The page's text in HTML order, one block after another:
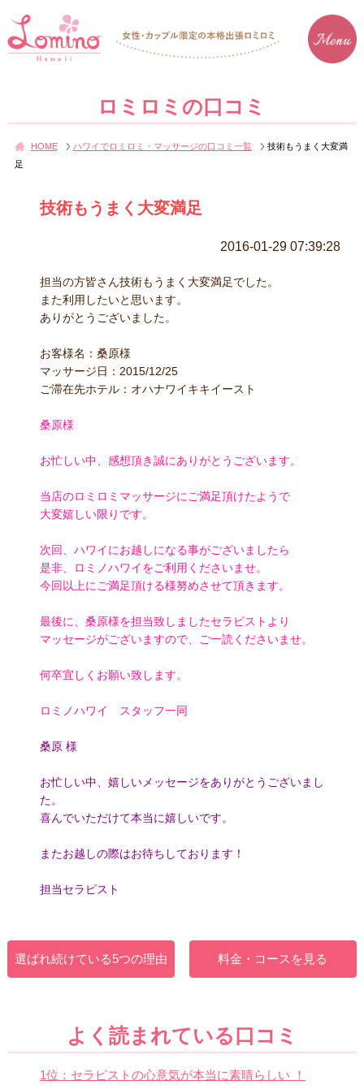
ロミロミの口コミ
HOME ハワイでロミロミ・マッサージの口コミ一覧
技術もうまく大変満
足
技術もうまく大変満足
2016-01-29 07:39:28
担当の方皆さん技術もうまく大変満足でした。
また利用したいと思います。
ありがとうございました。
お客様名：桑原様
マッサージ日：2015/12/25
ご滞在先ホテル：オハナワイキキイースト
桑原様
お忙しい中、感想頂き誠にありがとうございます。
当店のロミロミマッサージにご満足頂けたようで
大変嬉しい限りです。
次回、ハワイにお越しになる事がございましたら
是非、ロミノハワイをご利用くださいませ。
今回以上にご満足頂ける様努めさせて頂きます。
最後に、桑原様を担当致しましたセラピストより
マッセージがございますので、ご一読くださいませ。
何卒宜しくお願い致します。
ロミノハワイ スタッフ一同
桑原 様
お忙しい中、嬉しいメッセージをありがとうございまし
た。
喜んでいただけて本当に嬉しいです。
またお越しの際はお待ちしております！
担当セラピスト
選ばれ続けている5つの理由 料金・コースを見る
よく読まれている口コミ
1位：セラピストの心意気が本当に素晴らしい ！